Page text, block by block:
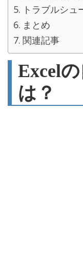
トラブルシュ
まとめ
関連記事
Excel
は？